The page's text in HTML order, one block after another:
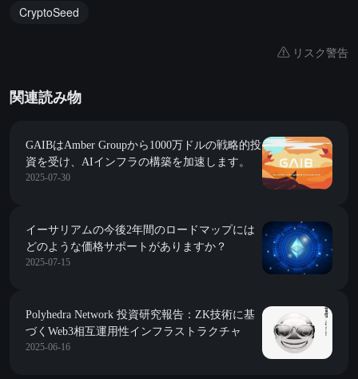
CryptoSeed
リスク警告
関連読み物
GAIBはAmber Groupから1000万ドルの戦略的投
資を受け、AIインフラの構築を加速します。
2025-07-30
イーサリアムの今後2年間のロードマップには
どのような価格サポートがありますか？
2025-07-15
Polyhedra Network 投資研究報告：ZK技術に基
づくWeb3相互運用性インフラストラクチャ
2025-06-16